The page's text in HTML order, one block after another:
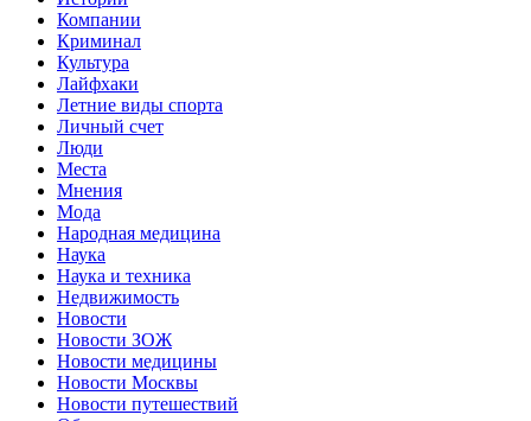
Компании
Криминал
Культура
Лайфхаки
Летние виды спорта
Личный счет
Люди
Места
Мнения
Мода
Народная медицина
Наука
Наука и техника
Недвижимость
Новости
Новости ЗОЖ
Новости медицины
Новости Москвы
Новости путешествий